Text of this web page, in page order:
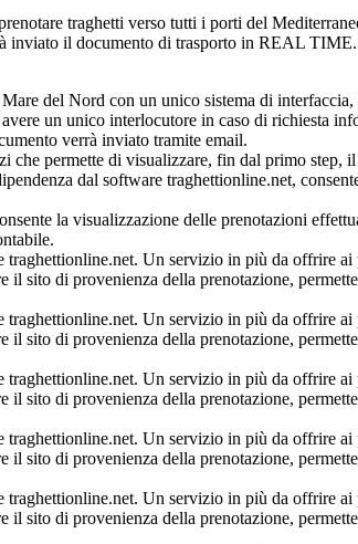
traghetti verso tutti i porti del
inviato il documento di trasporto in REAL
del Nord con un unico sistema di
un unico interlocutore in caso di richiesta
verrà inviato tramite email.
che permette di visualizzare, fin dal primo step,
dal software traghettionline.net,
la visualizzazione delle prenotazioni
Un servizio in più da offrire
sito di provenienza della prenotazione,
Un servizio in più da offrire
sito di provenienza della prenotazione,
Un servizio in più da offrire
sito di provenienza della prenotazione,
Un servizio in più da offrire
sito di provenienza della prenotazione,
Un servizio in più da offrire
sito di provenienza della prenotazione,